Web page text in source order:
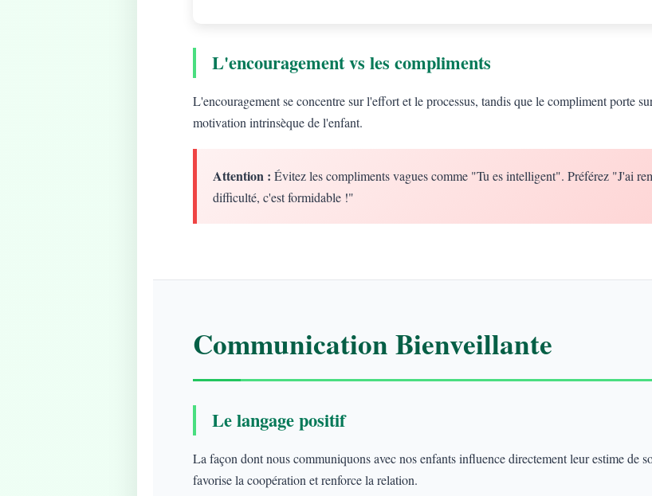
L'encouragement vs les compliments
L'encouragement se concentre sur l'effort et le processus, tandis que le compliment porte
motivation intrinsèque de l'enfant.
Attention : Évitez les compliments vagues comme "Tu es intelligent". Préférez "J'ai
difficulté, c'est formidable !"
Communication Bienveillante
Le langage positif
La façon dont nous communiquons avec nos enfants influence directement leur estime de
favorise la coopération et renforce la relation.